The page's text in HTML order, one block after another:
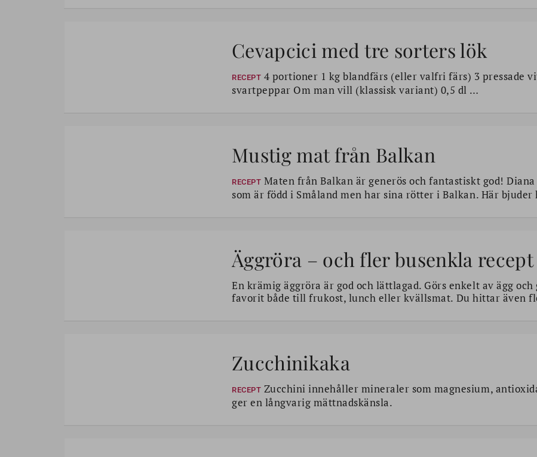
Cevapcici med tre sorters lök
RECEPT 4 portioner 1 kg blandfärs (eller valfri färs) 3 pressade
svartpeppar Om man vill (klassisk variant) 0,5 dl …
Mustig mat från Balkan
RECEPT Maten från Balkan är generös och fantastiskt god!
som är född i Småland men har sina rötter i Balkan. Här
Äggröra – och fler busenkla recept
En krämig äggröra är god och lättlagad. Görs enkelt av ägg
favorit både till frukost, lunch eller kvällsmat. Du hittar även
Zucchinikaka
RECEPT Zucchini innehåller mineraler som magnesium,
ger en långvarig mättnadskänsla.